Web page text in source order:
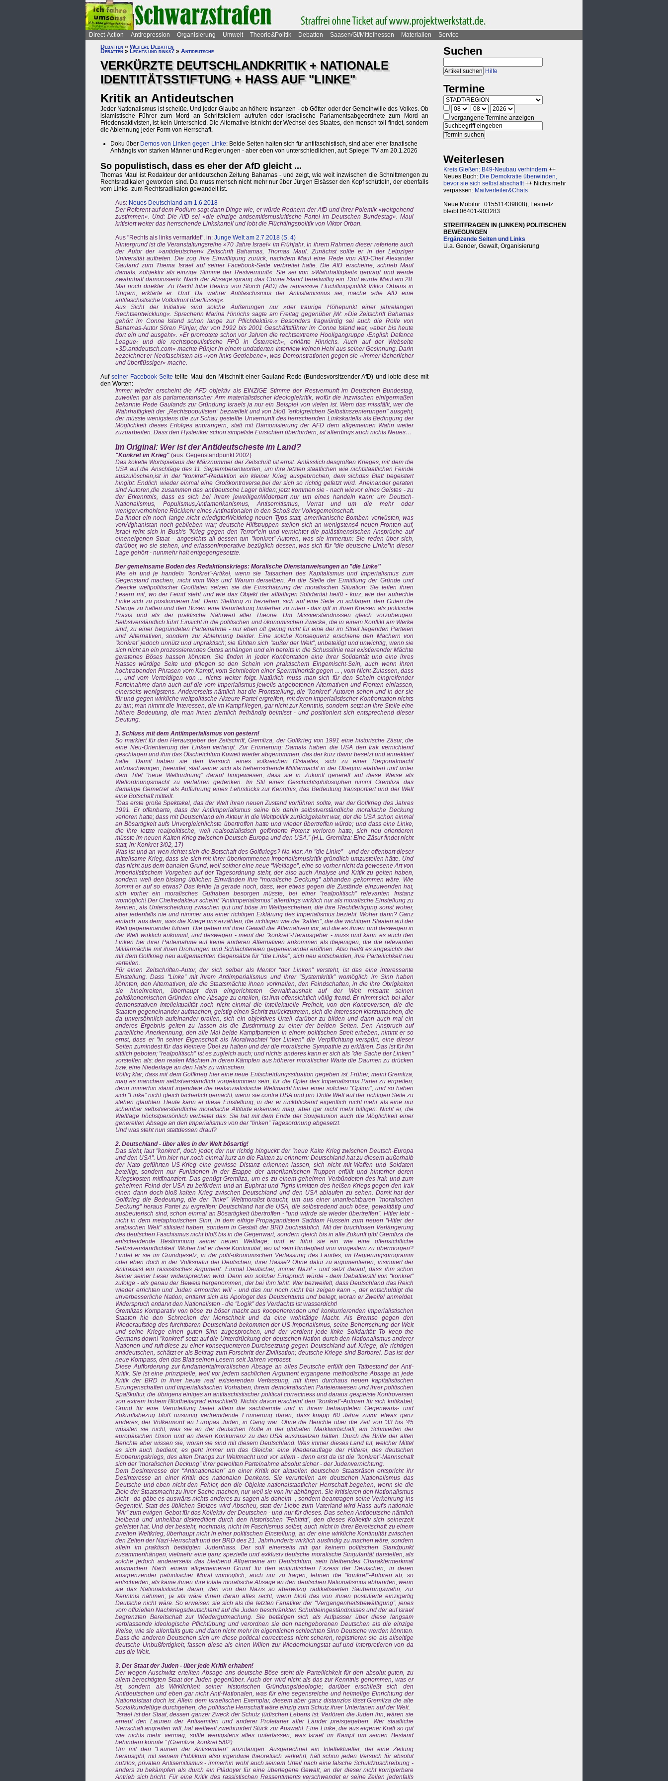
Direct-Action Antirepression Organisierung Umwelt Theorie&Politik Debatten Saasen/GI/Mittelhessen Materialien
Service
Debatten » Weitere Debatten
Debatten » Lechts und rinks? » Antideutsche
VERKÜRZTE DEUTSCHLANDKRITIK + NATIONALE
IDENTITÄTSSTIFTUNG + HASS AUF "LINKE"
Kritik an Antideutschen
Jeder Nationalismus ist scheiße. Und jeder Glaube an höhere Instanzen - ob Götter oder der Gemeinwille des Volkes. Ob
islamistische Führer zum Mord an Schriftstellern aufrufen oder israelische Parlamentsabgeordnete zum Mord an
Friedensaktivisten, ist kein Unterschied. Die Alternative ist nicht der Wechsel des Staates, den mensch toll findet, sondern
die Ablehnung jeder Form von Herrschaft.
Doku über Demos von Linken gegen Linke: Beide Seiten halten sich für antifaschistisch, sind aber eher fanatische
Anhängis von starken Männer und Regierungen - aber eben von unterschiedlichen, auf: Spiegel TV am 20.1.2026
So populistisch, dass es eher der AfD gleicht ...
Thomas Maul ist Redakteur der antideutschen Zeitung Bahamas - und zeigt, wie weit inzwischen die Schnittmengen zu
Rechtsradikalen geworden sind. Da muss mensch nicht mehr nur über Jürgen Elsässer den Kopf schütteln, der ebenfalls
vom Links- zum Rechtsradikalen gewandelt ist.
Aus: Neues Deutschland am 1.6.2018
Der Referent auf dem Podium sagt dann Dinge wie, er würde Rednern der AfD und ihrer Polemik »weitgehend
zustimmen«. Und: Die AfD sei »die einzige antisemitismuskritische Partei im Deutschen Bundestag«. Maul
kritisiert weiter das herrschende Linkskartell und lobt die Flüchtlingspolitik von Viktor Orban.
Aus "Rechts als links vermarktet", in: Junge Welt am 2.7.2018 (S. 4)
Hintergrund ist die Veranstaltungsreihe »70 Jahre Israel« im Frühjahr. In ihrem Rahmen dieser referierte auch
der Autor der »antideutschen« Zeitschrift Bahamas, Thomas Maul. Zunächst sollte er in der Leipziger
Universität auftreten. Die zog ihre Einwilligung zurück, nachdem Maul eine Rede von AfD-Chef Alexander
Gauland zum Thema Israel auf seiner Facebook-Seite verbreitet hatte. Die AfD erscheine, schrieb Maul
damals, »objektiv als einzige Stimme der Restvernunft«. Sie sei von »Wahrhaftigkeit« geprägt und werde
»wahnhaft dämonisiert«. Nach der Absage sprang das Conne Island bereitwillig ein. Dort wurde Maul am 28.
Mai noch direkter: Zu Recht lobe Beatrix von Storch (AfD) die repressive Flüchtlingspolitik Viktor Orbans in
Ungarn, erklärte er. Und: Da wahrer Antifaschismus der Antiislamismus sei, mache »die AfD eine
antifaschistische Volksfront überflüssig«.
Aus Sicht der Initiative sind solche Äußerungen nur »der traurige Höhepunkt einer jahrelangen
Rechtsentwicklung«. Sprecherin Marina Hinrichs sagte am Freitag gegenüber jW: »Die Zeitschrift Bahamas
gehört im Conne Island schon lange zur Pflichtlektüre.« Besonders fragwürdig sei auch die Rolle von
Bahamas-Autor Sören Pünjer, der von 1992 bis 2001 Geschäftsführer im Conne Island war, »aber bis heute
dort ein und ausgeht«. »Er promotete schon vor Jahren die rechtsextreme Hooligangruppe ›English Defence
League‹ und die rechtspopulistische FPÖ in Österreich«, erklärte Hinrichs. Auch auf der Webseite
»3D.antideutsch.com« machte Pünjer in einem undatierten Interview keinen Hehl aus seiner Gesinnung. Darin
bezeichnet er Neofaschisten als »von links Getriebene«, was Demonstrationen gegen sie »immer lächerlicher
und überflüssiger« mache.
Aufseiner Facebook-Seite teilte Maul den Mitschnitt einer Gauland-Rede (Bundesvorsitzender AfD) und lobte diese mit
den Worten:
Immer wieder erscheint die AFD objektiv als EINZIGE Stimme der Restvernunft im Deutschen Bundestag,
zuweilen gar als parlamentarischer Arm materialistischer Ideologiekritik, wofür die inzwischen einigermaßen
bekannte Rede Gaulands zur Gründung Israels ja nur ein Beispiel von vielen ist. Wem das missfällt, wer die
Wahrhaftigkeit der „Rechtspopulisten“ bezweifelt und von bloß "erfolgreichen Selbstinszenierungen" ausgeht,
der müsste wenigstens die zur Schau gestellte Unvernunft des herrschenden Linkskartells als Bedingung der
Möglichkeit dieses Erfolges anprangern, statt mit Dämonisierung der AFD dem allgemeinen Wahn weiter
zuzuarbeiten. Dass den Hysteriker schon simpelste Einsichten überfordern, ist allerdings auch nichts Neues…
Im Original: Wer ist der Antideutscheste im Land?
"Konkret im Krieg" (aus: Gegenstandpunkt 2002)
Das kokette Wortspielaus der Märznummer der Zeitschrift ist ernst. Anlässlich desgroßen Krieges, mit dem die
USA auf die Anschläge des 11. Septemberantworten, um ihre letzten staatlichen wie nichtstaatlichen Feinde
auszulöschen,ist in der "konkret”-Redaktion ein kleiner Krieg ausgebrochen, dem sichdas Blatt begeistert
hingibt: Endlich wieder einmal eine Großkontroverse,bei der sich so richtig gefetzt wird. Aneinander geraten
sind Autoren,die zusammen das antideutsche Lager bilden; jetzt kommen sie - nach wievor eines Geistes - zu
der Erkenntnis, dass es sich bei ihrem jeweiligenWiderpart nur um eines handeln kann: um Deutsch-
Nationalismus, Populismus,Antiamerikanismus, Antisemitismus, Verrat und um die mehr oder
wenigerverhohlene Rückkehr eines Antinationalen in den Schoß der Volksgemeinschaft.
Da findet ein noch lange nicht erledigterWeltkrieg neuen Typs statt, amerikanische Bomben verwüsten, was
vonAfghanistan noch geblieben war; deutsche Hilfstruppen stellen sich an wenigstens4 neuen Fronten auf,
Israel reiht sich in Bush's "Krieg gegen den Terror”ein und vernichtet die palästinensischen Ansprüche auf
eineneigenen Staat - angesichts all dessen tun "konkret”-Autoren, was sie immertun: Sie reden über sich,
darüber, wo sie stehen, und erlassenImperative bezüglich dessen, was sich für "die deutsche Linke”in dieser
Lage gehört - nunmehr halt entgegengesetzte.
Der gemeinsame Boden des Redaktionskriegs: Moralische Dienstanweisungen an "die Linke”
Wie eh und je handeln "konkret”-Artikel, wenn sie Tatsachen des Kapitalismus und Imperialismus zum
Gegenstand machen, nicht vom Was und Warum derselben. An die Stelle der Ermittlung der Gründe und
Zwecke weltpolitischer Großtaten setzen sie die Einschätzung der moralischen Situation: Sie teilen ihren
Lesern mit, wo der Feind steht und wie das Objekt der allfälligen Solidarität heißt - kurz, wie der aufrechte
Linke sich zu positionieren hat. Denn Stellung zu beziehen, sich auf eine Seite zu schlagen, den Guten die
Stange zu halten und den Bösen eine Verurteilung hinterher zu rufen - das gilt in ihren Kreisen als politische
Praxis und als der praktische Nährwert aller Theorie. Um Missverständnissen gleich vorzubeugen:
Selbstverständlich führt Einsicht in die politischen und ökonomischen Zwecke, die in einem Konflikt am Werke
sind, zu einer begründeten Parteinahme - nur eben oft genug nicht für eine der im Streit liegenden Parteien
und Alternativen, sondern zur Ablehnung beider. Eine solche Konsequenz erschiene den Machern von
"konkret” jedoch unnütz und unpraktisch; sie fühlten sich "außer der Welt”, unbeteiligt und unwichtig, wenn sie
sich nicht an ein prozessierendes Gutes anhängen und ein bereits in die Schusslinie real existierender Mächte
geratenes Böses hassen könnten. Sie finden in jeder Konfrontation eine ihrer Solidarität und eine ihres
Hasses würdige Seite und pflegen so den Schein von praktischem Eingemischt-Sein, auch wenn ihren
hochtrabenden Phrasen vom Kampf, vom Schmieden einer Sperrminorität gegen ... , vom Nicht-Zulassen, dass
..., und vom Verteidigen von ... nichts weiter folgt. Natürlich muss man sich für den Schein eingreifender
Parteinahme dann auch auf die vom Imperialismus jeweils angebotenen Alternativen und Fronten einlassen,
einerseits wenigstens. Andererseits nämlich hat die Frontstellung, die "konkret”-Autoren sehen und in der sie
für und gegen wirkliche weltpolitische Akteure Partei ergreifen, mit deren imperialistischer Konfrontation nichts
zu tun; man nimmt die Interessen, die im Kampf liegen, gar nicht zur Kenntnis, sondern setzt an ihre Stelle eine
höhere Bedeutung, die man ihnen ziemlich freihändig beimisst - und positioniert sich entsprechend dieser
Deutung.
1. Schluss mit dem Antiimperialismus von gestern!
So markiert für den Herausgeber der Zeitschrift, Gremliza, der Golfkrieg von 1991 eine historische Zäsur, die
eine Neu-Orientierung der Linken verlangt. Zur Erinnerung: Damals haben die USA den Irak vernichtend
geschlagen und ihm das Ölscheichtum Kuweit wieder abgenommen, das der kurz davor besetzt und annektiert
hatte. Damit haben sie den Versuch eines volkreichen Ölstaates, sich zu einer Regionalmacht
aufzuschwingen, beendet, statt seiner sich als beherrschende Militärmacht in der Ölregion etabliert und unter
dem Titel "neue Weltordnung” darauf hingewiesen, dass sie in Zukunft generell auf diese Weise als
Weltordnungsmacht zu verfahren gedenken. Im Stil eines Geschichtsphilosophen nimmt Gremliza das
damalige Gemetzel als Aufführung eines Lehrstücks zur Kenntnis, das Bedeutung transportiert und der Welt
eine Botschaft mitteilt.
"Das erste große Spektakel, das der Welt ihren neuen Zustand vorführen sollte, war der Golfkrieg des Jahres
1991. Er offenbarte, dass der Antiimperialismus seine bis dahin selbstverständliche moralische Deckung
verloren hatte; dass mit Deutschland ein Akteur in die Weltpolitik zurückgekehrt war, der die USA schon einmal
an Bösartigkeit aufs Unvergleichlichste übertroffen hatte und wieder übertreffen würde; und dass eine Linke,
die ihre letzte realpolitische, weil realsozialistisch geförderte Potenz verloren hatte, sich neu orientieren
müsste im neuen Kalten Krieg zwischen Deutsch-Europa und den USA.” (H.L. Gremliza: Eine Zäsur findet nicht
statt, in: Konkret 3/02, 17)
Was ist und an wen richtet sich die Botschaft des Golfkriegs? Na klar: An "die Linke” - und der offenbart dieser
mitteilsame Krieg, dass sie sich mit ihrer überkommenen Imperialismuskritik gründlich umzustellen hätte. Und
das nicht aus dem banalen Grund, weil seither eine neue "Weltlage”, eine so vorher nicht da gewesene Art von
imperialistischem Vorgehen auf der Tagesordnung steht, der also auch Analyse und Kritik zu gelten haben,
sondern weil den bislang üblichen Einwänden ihre "moralische Deckung” abhanden gekommen wäre. Wie
kommt er auf so etwas? Das fehlte ja gerade noch, dass, wer etwas gegen die Zustände einzuwenden hat,
sich vorher ein moralisches Guthaben besorgen müsste, bei einer "realpolitisch” relevanten Instanz
womöglich! Der Chefredakteur scheint "Antiimperialismus” allerdings wirklich nur als moralische Einstellung zu
kennen, als Unterscheidung zwischen gut und böse im Weltgeschehen, die ihre Rechtfertigung sonst woher,
aber jedenfalls nie und nimmer aus einer richtigen Erklärung des Imperialismus bezieht. Woher dann? Ganz
einfach: aus dem, was die Kriege uns erzählen, die richtigen wie die "kalten”, die die wichtigen Staaten auf der
Welt gegeneinander führen. Die geben mit ihrer Gewalt die Alternativen vor, auf die es ihnen und deswegen in
der Welt wirklich ankommt; und deswegen - meint der "konkret”-Herausgeber - muss und kann es auch den
Linken bei ihrer Parteinahme auf keine anderen Alternativen ankommen als diejenigen, die die relevanten
Militärmächte mit ihren Drohungen und Schlächtereien gegeneinander eröffnen. Also heißt es angesichts der
mit dem Golfkrieg neu aufgemachten Gegensätze für "die Linke”, sich neu entscheiden, ihre Parteilichkeit neu
verteilen.
Für einen Zeitschriften-Autor, der sich selber als Mentor "der Linken” versteht, ist das eine interessante
Einstellung. Dass "Linke” mit ihrem Antiimperialismus und ihrer "Systemkritik” womöglich im Sinn haben
könnten, den Alternativen, die die Staatsmächte ihnen vorknallen, den Feindschaften, in die ihre Obrigkeiten
sie hineinreiten, überhaupt dem eingerichteten Gewalthaushalt auf der Welt mitsamt seinen
politökonomischen Gründen eine Absage zu erteilen, ist ihm offensichtlich völlig fremd. Er nimmt sich bei aller
demonstrativen Intellektualität noch nicht einmal die intellektuelle Freiheit, von den Kontroversen, die die
Staaten gegeneinander aufmachen, geistig einen Schritt zurückzutreten, sich die Interessen klarzumachen, die
da unversöhnlich aufeinander prallen, sich ein objektives Urteil darüber zu bilden und dann auch mal ein
anderes Ergebnis gelten zu lassen als die Zustimmung zu einer der beiden Seiten. Den Anspruch auf
parteiliche Anerkennung, den alle Mal beide Kampfparteien in einem politischen Streit erheben, nimmt er so
ernst, dass er "in seiner Eigenschaft als Moralwachtel "der Linken” die Verpflichtung verspürt, eine dieser
Seiten zumindest für das kleinere Übel zu halten und der die moralische Sympathie zu erklären. Das ist für ihn
sittlich geboten; "realpolitisch” ist es zugleich auch; und nichts anderes kann er sich als "die Sache der Linken”
vorstellen als: den realen Mächten in deren Kämpfen aus höherer moralischer Warte die Daumen zu drücken
bzw. eine Niederlage an den Hals zu wünschen.
Völlig klar, dass mit dem Golfkrieg hier eine neue Entscheidungssituation gegeben ist. Früher, meint Gremliza,
mag es manchem selbstverständlich vorgekommen sein, für die Opfer des Imperialismus Partei zu ergreifen;
denn immerhin stand irgendwie die realsozialistische Weltmacht hinter einer solchen "Option”, und so haben
sich "Linke” nicht gleich lächerlich gemacht, wenn sie contra USA und pro Dritte Welt auf der richtigen Seite zu
stehen glaubten. Heute kann er diese Einstellung, in der er rückblickend eigentlich nicht mehr als eine nur
scheinbar selbstverständliche moralische Attitüde erkennen mag, aber gar nicht mehr billigen: Nicht er, die
Weltlage höchstpersönlich verbietet das. Sie hat mit dem Ende der Sowjetunion auch die Möglichkeit einer
generellen Absage an den Imperialismus von der "linken” Tagesordnung abgesetzt.
Und was steht nun stattdessen drauf?
2. Deutschland - über alles in der Welt bösartig!
Das sieht, laut "konkret”, doch jeder, der nur richtig hinguckt: der "neue Kalte Krieg zwischen Deutsch-Europa
und den USA”. Um hier nur noch einmal kurz an die Fakten zu erinnern: Deutschland hat zu diesem außerhalb
der Nato geführten US-Krieg eine gewisse Distanz erkennen lassen, sich nicht mit Waffen und Soldaten
beteiligt, sondern nur Funktionen in der Etappe der amerikanischen Truppen erfüllt und hinterher deren
Kriegskosten mitfinanziert. Das genügt Gremliza, um es zu einem geheimen Verbündeten des Irak und zum
geheimen Feind der USA zu befördern und an Euphrat und Tigris inmitten des heißen Kriegs gegen den Irak
einen dann doch bloß kalten Krieg zwischen Deutschland und den USA ablaufen zu sehen. Damit hat der
Golfkrieg die Bedeutung, die der "linke” Weltmoralist braucht, um aus einer unanfechtbaren "moralischen
Deckung” heraus Partei zu ergreifen: Deutschland hat die USA, die selbstredend auch böse, gewalttätig und
ausbeuterisch sind, schon einmal an Bösartigkeit übertroffen - "und würde sie wieder übertreffen”. Hitler lebt -
nicht in dem metaphorischen Sinn, in dem eifrige Propagandisten Saddam Hussein zum neuen "Hitler der
arabischen Welt” stilisiert haben, sondern in Gestalt der BRD buchstäblich. Mit der bruchlosen Verlängerung
des deutschen Faschismus nicht bloß bis in die Gegenwart, sondern gleich bis in alle Zukunft gibt Gremliza die
entscheidende Bestimmung seiner neuen Weltlage; und er führt sie ein wie eine offensichtliche
Selbstverständlichkeit. Woher hat er diese Kontinuität, wo ist sein Bindeglied von vorgestern zu übermorgen?
Findet er sie im Grundgesetz, in der polit-ökonomischen Verfassung des Landes, im Regierungsprogramm
oder eben doch in der Volksnatur der Deutschen, ihrer Rasse? Ohne dafür zu argumentieren, insinuiert der
Antirassist ein rassistisches Argument: Einmal Deutscher, immer Nazi! - und setzt darauf, dass ihm schon
keiner seiner Leser widersprechen wird. Denn ein solcher Einspruch würde - dem Debattierstil von "konkret”
zufolge - als genau der Beweis hergenommen, der bei ihm fehlt: Wer bezweifelt, dass Deutschland das Reich
wieder errichten und Juden ermorden will - und das nur noch nicht frei zeigen kann -, der entschuldigt die
unverbesserliche Nation, entlarvt sich als Apologet des Deutschtums und belegt, woran er Zweifel anmeldet.
Widerspruch entlarvt den Nationalisten - die "Logik” des Verdachts ist wasserdicht!
Gremlizas Komparativ von böse zu böser macht aus kooperierenden und konkurrierenden imperialistischen
Staaten hie den Schrecken der Menschheit und da eine wohltätige Macht. Als Bremse gegen den
Wiederaufstieg des furchtbaren Deutschland bekommen der US-Imperialismus, seine Beherrschung der Welt
und seine Kriege einen guten Sinn zugesprochen, und der verdient jede linke Solidarität: To keep the
Germans down! "konkret” setzt auf die Unterdrückung der deutschen Nation durch den Nationalismus anderer
Nationen und ruft diese zu einer konsequenteren Durchsetzung gegen Deutschland auf. Kriege, die richtigen
antideutschen, schätzt er als Beitrag zum Forschritt der Zivilisation; deutsche Kriege sind Barbarei. Das ist der
neue Kompass, den das Blatt seinen Lesern seit Jahren verpasst.
Diese Aufforderung zur fundamentalmoralischen Absage an alles Deutsche erfüllt den Tatbestand der Anti-
Kritik. Sie ist eine prinzipielle, weil vor jedem sachlichen Argument ergangene methodische Absage an jede
Kritik der BRD in ihrer heute real exisierenden Verfassung, mit ihren durchaus neuen kapitalistischen
Errungenschaften und imperialistischen Vorhaben, ihrem demokratischen Parteienwesen und ihrer politischen
Spaßkultur, die übrigens einiges an antifaschistischer political correctness und daraus gespeiste Kontroversen
von extrem hohem Blödheitsgrad einschließt. Nichts davon erscheint den "konkret”-Autoren für sich kritikabel;
Grund für eine Verurteilung bietet allein die sachfremde und in ihrem behaupteten Gegenwarts- und
Zukunftsbezug bloß unsinnig verfremdende Erinnerung daran, dass knapp 60 Jahre zuvor etwas ganz
anderes, der Völkermord an Europas Juden, in Gang war. Ohne die Berichte über die Zeit von '33 bis '45
wüssten sie nicht, was sie an der deutschen Rolle in der globalen Marktwirtschaft, am Schmieden der
europäischen Union und an deren Konkurrenz zu den USA auszusetzen hätten. Durch die Brille der alten
Berichte aber wissen sie, woran sie sind mit diesem Deutschland. Was immer dieses Land tut, welcher Mittel
es sich auch bedient, es geht immer um das Gleiche: eine Wiederauflage der Hitlerei, des deutschen
Eroberungskriegs, des alten Drangs zur Weltmacht und vor allem - denn erst da ist die "konkret”-Mannschaft
sich der "moralischen Deckung” ihrer gewollten Parteinahme absolut sicher - der Judenvernichtung.
Dem Desinteresse der "Antinationalen” an einer Kritik der aktuellen deutschen Staatsräson entspricht ihr
Desinteresse an einer Kritik des nationalen Denkens. Sie verurteilen am deutschen Nationalismus das
Deutsche und eben nicht den Fehler, den die Objekte nationalstaatlicher Herrschaft begehen, wenn sie die
Ziele der Staatsmacht zu ihrer Sache machen, nur weil sie von ihr abhängen. Sie kritisieren den Nationalismus
nicht - da gäbe es auswärts nichts anderes zu sagen als daheim -, sondern beantragen seine Verkehrung ins
Gegenteil. Statt des üblichen Stolzes wird Abscheu, statt der Liebe zum Vaterland wird Hass auf's nationale
"Wir” zum ewigen Gebot für das Kollektiv der Deutschen - und nur für dieses. Das sehen Antideutsche nämlich
bleibend und unheilbar diskreditiert durch den historischen "Fehltritt”, den dieses Kollektiv sich seinerzeit
geleistet hat. Und der besteht, nochmals, nicht im Faschismus selbst, auch nicht in ihrer Bereitschaft zu einem
zweiten Weltkrieg, überhaupt nicht in einer politischen Einstellung, an der eine wirkliche Kontinuität zwischen
den Zeiten der Nazi-Herrschaft und der BRD des 21. Jahrhunderts wirklich ausfindig zu machen wäre, sondern
allein im praktisch betätigten Judenhass. Der soll einerseits mit gar keinem politischen Standpunkt
zusammenhängen, vielmehr eine ganz spezielle und exklusiv deutsche moralische Singularität darstellen, als
solche jedoch andererseits das bleibend Allgemeine am Deutschtum, sein bleibendes Charaktermerkmal
ausmachen. Nach einem allgemeineren Grund für den antijüdischen Exzess der Deutschen, in deren
ausgrenzender patriotischer Moral womöglich, auch nur zu fragen, lehnen die "konkret”-Autoren ab; so
entschieden, als käme ihnen ihre totale moralische Absage an den deutschen Nationalismus abhanden, wenn
sie das Nationalistische daran, den von den Nazis so aberwitzig radikalisierten Säuberungswahn, zur
Kenntnis nähmen; ja als wäre ihnen daran alles recht, wenn bloß das von ihnen postulierte einzigartig
Deutsche nicht wäre. So erweisen sie sich als die letzten Fanatiker der "Vergangenheitsbewältigung”, jenes
vom offiziellen Nachkriegsdeutschland auf die Juden beschränkten Schuldeingeständnisses und der auf Israel
begrenzten Bereitschaft zur Wiedergutmachung. Sie betätigen sich als Aufpasser über diese langsam
verblassende ideologische Pflichtübung und verordnen sie den nachgeborenen Deutschen als die einzige
Weise, wie sie allenfalls gute und dann nicht mehr im eigentlichen schlechten Sinn Deutsche werden könnten.
Dass die anderen Deutschen sich um diese political correctness nicht scheren, registrieren sie als allseitige
deutsche Unbußfertigkeit, fassen diese als einen Willen zur Wiederholungstat auf und interpretieren von da
aus die Welt.
3. Der Staat der Juden - über jede Kritik erhaben!
Der wegen Auschwitz erteilten Absage ans deutsche Böse steht die Parteilichkeit für den absolut guten, zu
allem berechtigten Staat der Juden gegenüber. Auch der wird nicht als das zur Kenntnis genommen, was er
ist, sondern als Wirklichkeit seiner historischen Gründungsideologie; darüber erschließt sich den
Antideutschen und eben gar nicht Anti-Nationalen, was für eine segensreiche und heimelige Einrichtung der
Nationalstaat doch ist. Allein dem israelischen Exemplar, diesem aber ganz distanzlos lässt Gremliza die alte
Sozialkundelüge durchgehen, die politische Herrschaft wäre einzig zum Schutz ihrer Untertanen auf der Welt.
"Israel ist der Staat, dessen ganzer Zweck der Schutz jüdischen Lebens ist. Verlören die Juden ihn, wären sie
erneut den Launen der Antisemiten und anderer Proletarier aller Länder preisgegeben. Wer staatliche
Herrschaft angreifen will, hat weltweit zweihundert Stück zur Auswahl. Eine Linke, die aus eigener Kraft so gut
wie nichts mehr vermag, sollte wenigstens alles unterlassen, was Israel im Kampf um seinen Bestand
behindern könnte.” (Gremliza, konkret 5/02)
Um mit den "Launen der Antisemiten” anzufangen: Ausgerechnet ein Intellektueller, der eine Zeitung
herausgibt, mit seinem Publikum also irgendwie theoretisch verkehrt, hält schon jeden Versuch für absolut
nutzlos, privaten Antisemitismus - immerhin wohl auch seinem Urteil nach eine falsche Schuldzuschreibung -
anders zu bekämpfen als durch ein Plädoyer für eine überlegene Gewalt, an der dieser nicht korrigierbare
Antrieb sich bricht. Für eine Kritik des rassistischen Ressentiments verschwendet er seine Zeilen jedenfalls
Suchen
Hilfe
Termine
vergangene Termine anzeigen
Weiterlesen
Kreis Gießen: B49-Neubau verhindern ++
Neues Buch: Die Demokratie überwinden,
bevor sie sich selbst abschafft++ Nichts mehr
verpassen: Mailverteiler&Chats
Neue Mobilnr.: 015511439808), Festnetz
bleibt 06401-903283
STREITFRAGEN IN (LINKEN) POLITISCHEN
BEWEGUNGEN
Ergänzende Seiten und Links
U.a. Gender, Gewalt, Organisierung